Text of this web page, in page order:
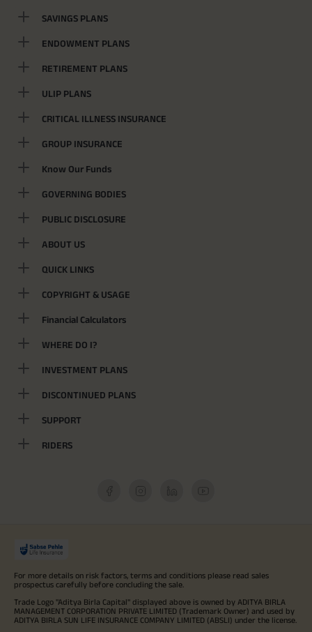
SAVINGS PLANS
ENDOWMENT PLANS
RETIREMENT PLANS
ULIP PLANS
CRITICAL ILLNESS INSURANCE
GROUP INSURANCE
Know Our Funds
GOVERNING BODIES
PUBLIC DISCLOSURE
ABOUT US
QUICK LINKS
COPYRIGHT & USAGE
Financial Calculators
WHERE DO I?
INVESTMENT PLANS
DISCONTINUED PLANS
SUPPORT
RIDERS
For more details on risk factors, terms and conditions please read sales
prospectus carefully before concluding the sale.
Trade Logo "Aditya Birla Capital" displayed above is owned by ADITYA BIRLA
MANAGEMENT CORPORATION PRIVATE LIMITED (Trademark Owner) and used by
ADITYA BIRLA SUN LIFE INSURANCE COMPANY LIMITED (ABSLI) under the license.